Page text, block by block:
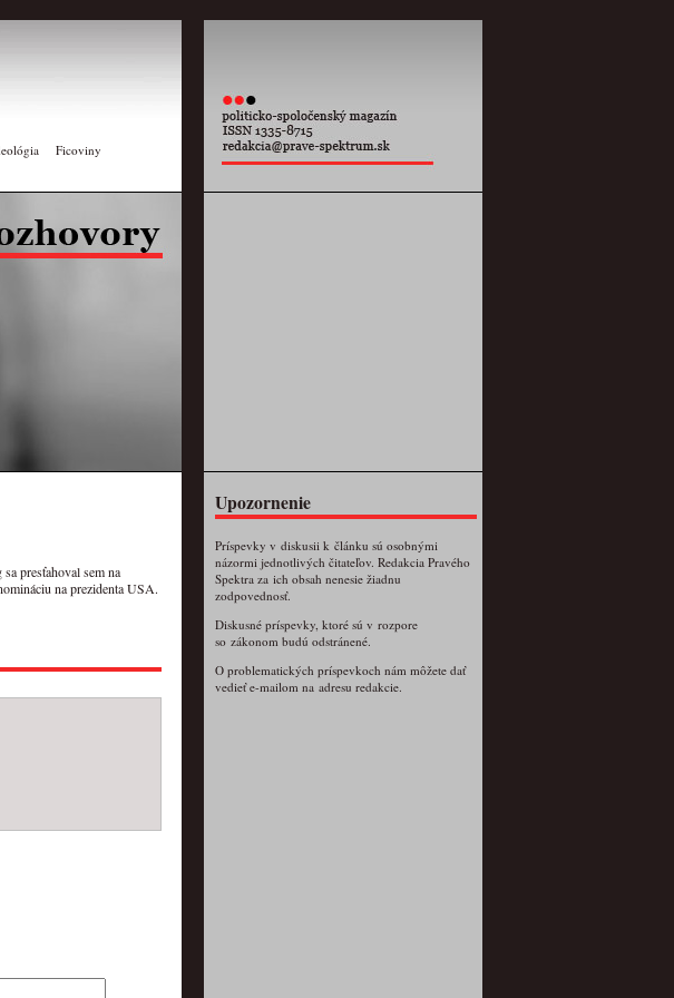
Ficoviny
presťahoval sem na
na prezidenta USA.
Upozornenie
Príspevky v diskusii k článku sú osobnými
názormi jednotlivých čitateľov. Redakcia Pravého
Spektra za ich obsah nenesie žiadnu
zodpovednosť.
Diskusné príspevky, ktoré sú v rozpore
so zákonom budú odstránené.
O problematických príspevkoch nám môžete dať
vedieť e-mailom na adresu redakcie.